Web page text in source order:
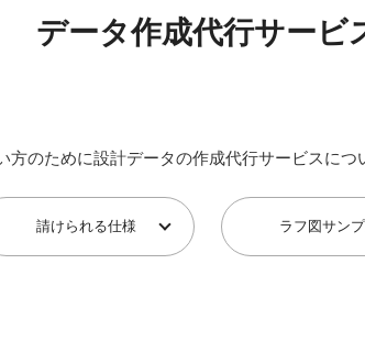
データ作成代行サービ
方のために設計データの作成代行サービスにつ
請けられる仕様 ラフ図サン